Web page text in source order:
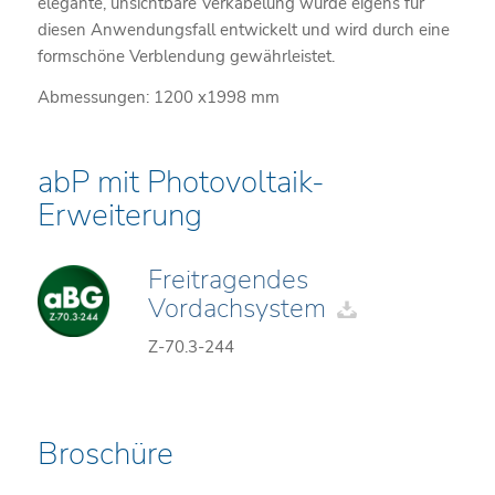
diesen Anwendungsfall entwickelt und wird durch eine
formschöne Verblendung gewährleistet.
Abmessungen: 1200 x1998 mm
abP mit Photovoltaik-
Erweiterung
Freitragendes
Vordachsystem
Z-70.3-244
Broschüre